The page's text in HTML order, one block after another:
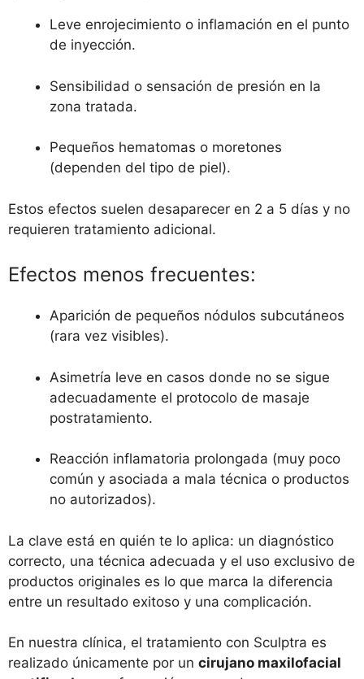
Leve enrojecimiento o inflamación en el punto
de inyección.
Sensibilidad o sensación de presión en la
zona tratada.
Pequeños hematomas o moretones
(dependen del tipo de piel).
Estos efectos suelen desaparecer en 2 a 5 días y no
requieren tratamiento adicional.
Efectos menos frecuentes:
Aparición de pequeños nódulos subcutáneos
(rara vez visibles).
Asimetría leve en casos donde no se sigue
adecuadamente el protocolo de masaje
postratamiento.
Reacción inflamatoria prolongada (muy poco
común y asociada a mala técnica o productos
no autorizados).
La clave está en quién te lo aplica: un diagnóstico
correcto, una técnica adecuada y el uso exclusivo de
productos originales es lo que marca la diferencia
entre un resultado exitoso y una complicación.
En nuestra clínica, el tratamiento con Sculptra es
realizado únicamente por un cirujano maxilofacial